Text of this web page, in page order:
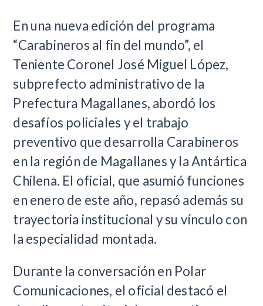
En una nueva edición del programa
“Carabineros al fin del mundo”, el
Teniente Coronel José Miguel López,
subprefecto administrativo de la
Prefectura Magallanes, abordó los
desafíos policiales y el trabajo
preventivo que desarrolla Carabineros
en la región de Magallanes y la Antártica
Chilena. El oficial, que asumió funciones
en enero de este año, repasó además su
trayectoria institucional y su vínculo con
la especialidad montada.
Durante la conversación en Polar
Comunicaciones, el oficial destacó el